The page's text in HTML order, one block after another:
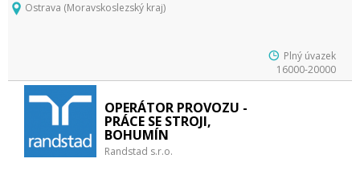
Ostrava (Moravskoslezský kraj)
Plný úvazek
16000-20000
OPERÁTOR PROVOZU -
PRÁCE SE STROJI,
BOHUMÍN
Randstad s.r.o.